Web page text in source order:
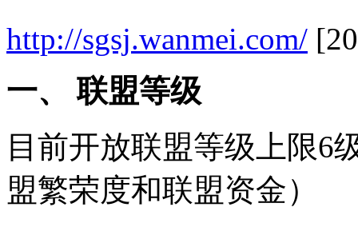
http://sgsj.wanmei.com/
一、 联盟等级
目前开放联盟等级上限6
盟繁荣度和联盟资金）